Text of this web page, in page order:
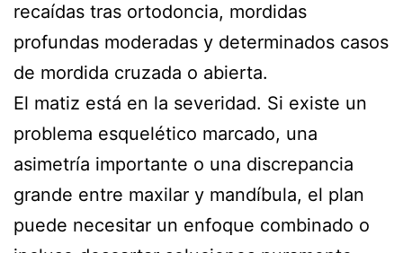
recaídas tras ortodoncia, mordidas
profundas moderadas y determinados casos
de mordida cruzada o abierta.
El matiz está en la severidad. Si existe un
problema esquelético marcado, una
asimetría importante o una discrepancia
grande entre maxilar y mandíbula, el plan
puede necesitar un enfoque combinado o